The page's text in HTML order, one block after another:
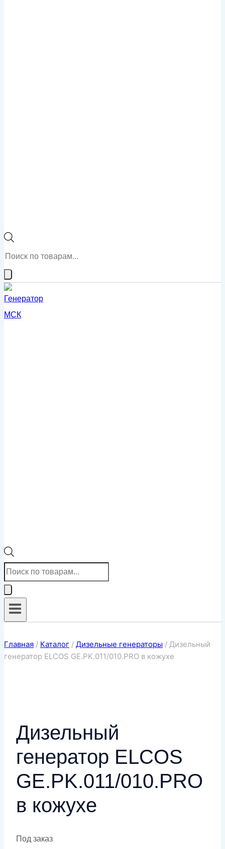
Поиск
товаров
Поиск
товаров
Главная / Каталог / Дизельные генераторы / Дизельный
генератор ELCOS GE.PK.011/010.PRO в кожухе
Дизельный
генератор ELCOS
GE.PK.011/010.PRO
в кожухе
Под заказ